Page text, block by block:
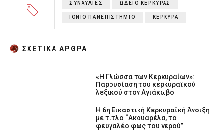
ΣΥΝΑΥΛΙΕΣ ΩΔΕΙΟ ΚΕΡΚΥΡΑΣ
ΙΟΝΙΟ ΠΑΝΕΠΙΣΤΗΜΙΟ ΚΕΡΚΥΡΑ
ΣΧΕΤΙΚA AΡΘΡΑ
«Η Γλώσσα των Κερκυραίων»:
Παρουσίαση του κερκυραϊκού
λεξικού στον Αγιάκωβο
Η 6η Εικαστική Κερκυραϊκή Άνοιξη
με τίτλο “Ακουαρέλα, το
φευγαλέο φως του νερού”